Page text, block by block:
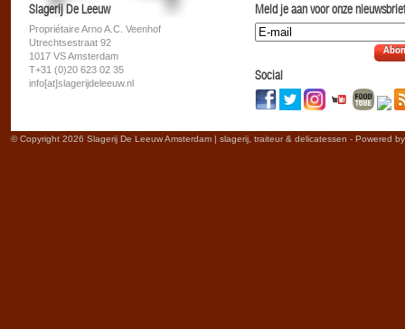
Slagerij De Leeuw
Propriétaire Arno A.C. Veenhof
Utrechtsestraat 92
1017 VS Amsterdam
T+31 (0)20 623 02 35
info[at]slagerijdeleeuw.nl
Meld je aan voor onze
Social
© Copyright 2026 Slagerij De Leeuw Amsterdam | slagerij, traiteur & delicatessen - Powered